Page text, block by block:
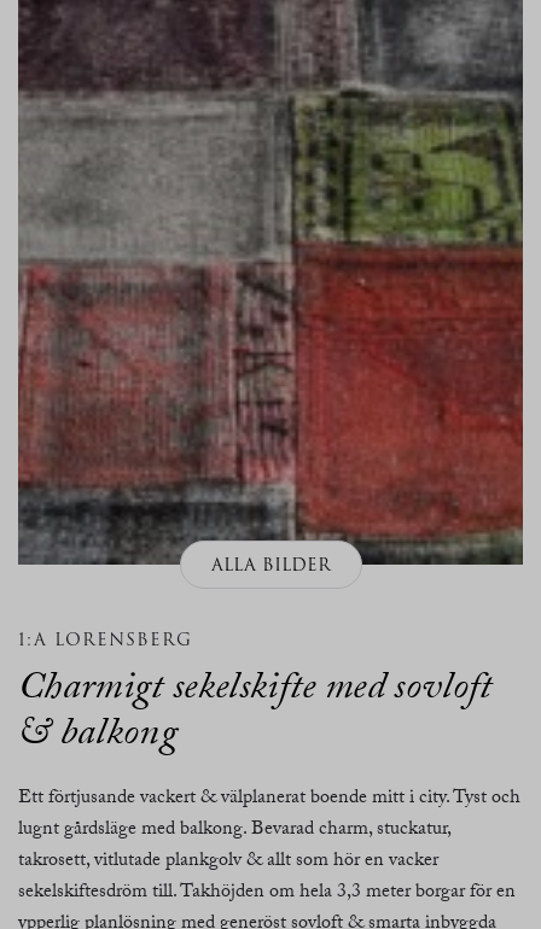
ALLA BILDER
1:A LORENSBERG
Charmigt sekelskifte med sovloft
& balkong
Ett förtjusande vackert & välplanerat boende mitt i city. Tyst och
lugnt gårdsläge med balkong. Bevarad charm, stuckatur,
takrosett, vitlutade plankgolv & allt som hör en vacker
sekelskiftesdröm till. Takhöjden om hela 3,3 meter borgar för en